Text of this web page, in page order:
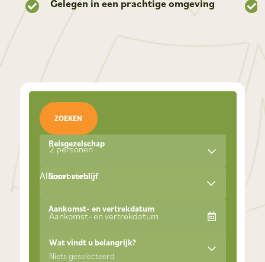
Gelegen in een prachtige omgeving
Soort verblijf
Alle soorten
Aankomst- en vertrekdatum
Reisgezelschap
2 personen
ZOEKEN
Wat vindt u belangrijk?
Niets geselecteerd